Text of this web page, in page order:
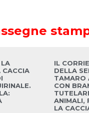
CACCIA
IL
DELLA
TAMARO
CON
ANIMALI,
LA